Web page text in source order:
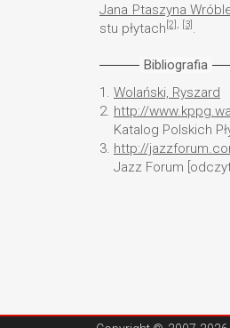
Jana Ptaszyna
stu płytach [2] , [3] .
Bibliografia
1. Wolański, Ryszard
2. http://
Katalog Polskich
3. http://
Jazz Forum